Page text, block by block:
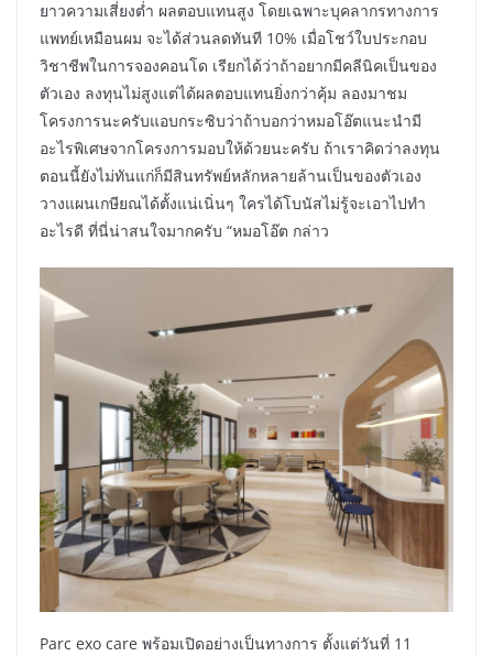
ยาวความเสี่ยงต่ำ ผลตอบแทนสูง โดยเฉพาะบุคลากรทางการ
แพทย์เหมือนผม จะได้ส่วนลดทันที 10% เมื่อโชว์ใบประกอบ
วิชาชีพในการจองคอนโด เรียกได้ว่าถ้าอยากมีคลีนิคเป็นของ
ตัวเอง ลงทุนไม่สูงแต่ได้ผลตอบแทนยิ่งกว่าคุ้ม ลองมาชม
โครงการนะครับแอบกระซิบว่าถ้าบอกว่าหมอโอ๊ตแนะนำมี
อะไรพิเศษจากโครงการมอบให้ด้วยนะครับ ถ้าเราคิดว่าลงทุน
ตอนนี้ยังไม่ทันแก่ก็มีสินทรัพย์หลักหลายล้านเป็นของตัวเอง
วางแผนเกษียณได้ตั้งแน่เนิ่นๆ ใครได้โบนัสไม่รู้จะเอาไปทำ
อะไรดี ที่นี่น่าสนใจมากครับ “หมอโอ๊ต กล่าว
Parc exo care พร้อมเปิดอย่างเป็นทางการ ตั้งแต่วันที่ 11